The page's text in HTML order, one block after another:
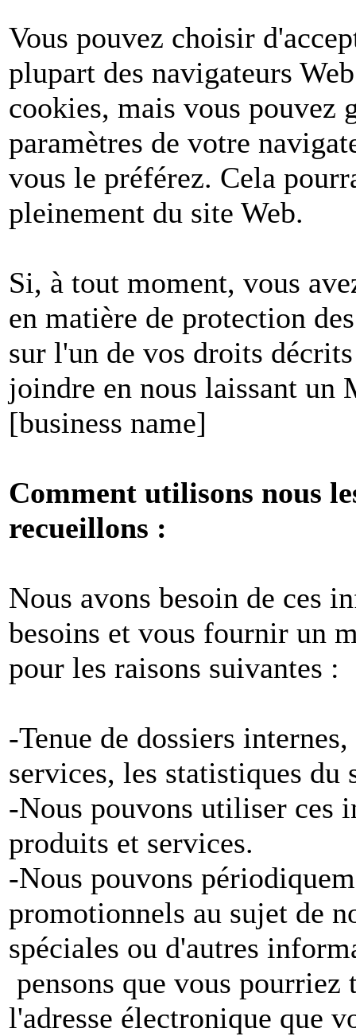
Vous pouvez choisir
plupart des navigateurs
cookies, mais vous pouvez
paramètres de votre
vous le préférez. Cela
pleinement du site Web.
Si, à tout moment, vous
en matière de protection
sur l'un de vos droits
joindre en nous laissant un
[business name]
Comment utilisons nous
recueillons :
Nous avons besoin de ces
besoins et vous fournir un
pour les raisons suivantes :
-Tenue de dossiers
services, les statistiques du
-Nous pouvons utiliser ces
produits et services.
-Nous pouvons
promotionnels au sujet de
spéciales ou d'autres
pensons que vous
l'adresse électronique que